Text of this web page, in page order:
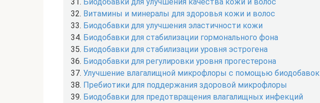
Витамины и минералы для здоровья кожи и волос
Биодобавки для улучшения эластичности кожи
Биодобавки для стабилизации гормонального фона
Биодобавки для стабилизации уровня эстрогена
Биодобавки для регулировки уровня прогестерона
Улучшение влагалищной микрофлоры с помощью биодобавок
Пребиотики для поддержания здоровой микрофлоры
Биодобавки для предотвращения влагалищных инфекций